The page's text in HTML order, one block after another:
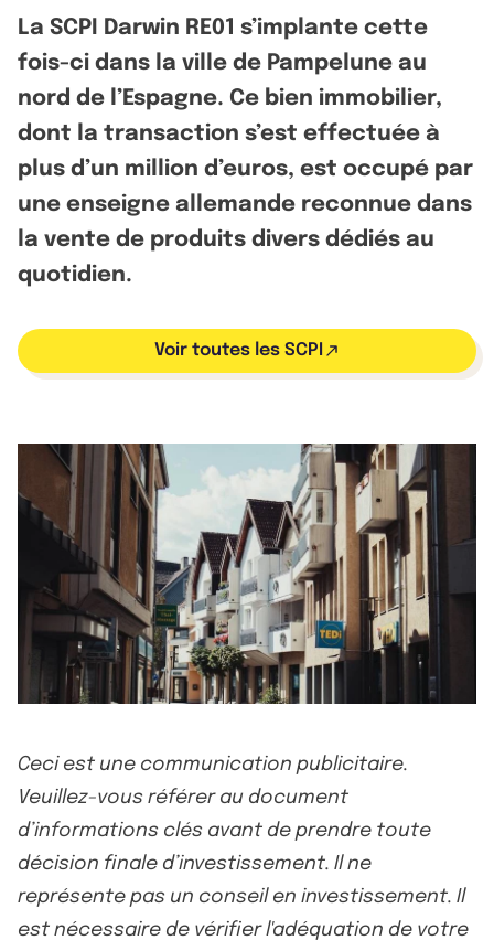
La SCPI Darwin RE01 s’implante cette
fois-ci dans la ville de Pampelune au
nord de l’Espagne. Ce bien immobilier,
dont la transaction s’est effectuée à
plus d’un million d’euros, est occupé par
une enseigne allemande reconnue dans
la vente de produits divers dédiés au
quotidien.
Voir toutes les SCPI
Ceci est une communication publicitaire.
Veuillez-vous référer au document
d’informations clés avant de prendre toute
décision finale d’investissement. Il ne
représente pas un conseil en investissement. Il
est nécessaire de vérifier l'adéquation de votre